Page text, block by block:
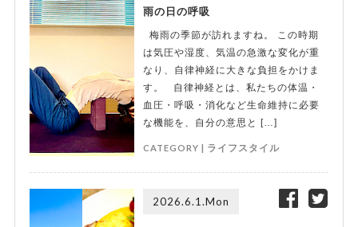
雨の日の呼吸
梅雨の季節が訪れますね。 この時期
は気圧や湿度、気温の急激な変化が重
なり、自律神経に大きな負担をかけま
す。 自律神経とは、私たちの体温・
血圧・呼吸・消化など生命維持に必要
な機能を、自分の意思と […]
CATEGORY | ライフスタイル
2026.6.1.Mon